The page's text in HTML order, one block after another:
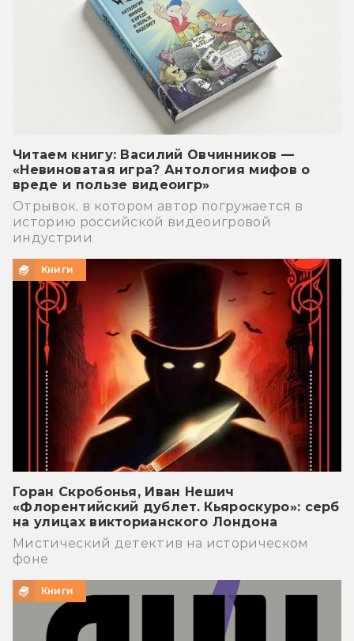
Читаем книгу: Василий Овчинников —
«Невиноватая игра? Антология мифов о
вреде и пользе видеоигр»
Отрывок, в котором автор погружается в
историю российской видеоигровой
индустрии
Книги
Горан Скробонья, Иван Нешич
«Флорентийский дублет. Кьяроскуро»: серб
на улицах викторианского Лондона
Мистический детектив на историческом
фоне
Книги